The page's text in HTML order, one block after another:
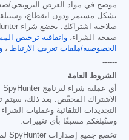
موضح في مواد العرض الترويجي/
بشكل مستمر ودون انقطاع،
صفحة الشراء، واتفاقية ترخيص
الخصوصية/ملفات تعريف الارتباط ،
------
الشروط العامة
الاشتراك المخفّض. بعد ذلك،
التجديدات التلقائية وعمليات الشراء
وسنُبلغكم مسبقًا بأي تغييرات.
تخضع جميع إصدارات SpyHunter لموافقتك على